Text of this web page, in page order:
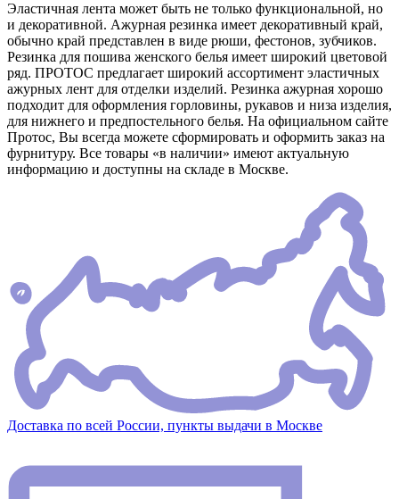
Эластичная лента может быть не только функциональной, но
и декоративной. Ажурная резинка имеет декоративный край,
обычно край представлен в виде рюши, фестонов, зубчиков.
Резинка для пошива женского белья имеет широкий цветовой
ряд. ПРОТОС предлагает широкий ассортимент эластичных
ажурных лент для отделки изделий. Резинка ажурная хорошо
подходит для оформления горловины, рукавов и низа изделия,
для нижнего и предпостельного белья. На официальном сайте
Протос, Вы всегда можете сформировать и оформить заказ на
фурнитуру. Все товары «в наличии» имеют актуальную
информацию и доступны на складе в Москве.
Доставка по всей России, пункты выдачи в Москве